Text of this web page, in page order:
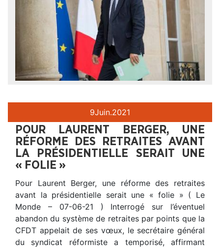
9Juin.2021
POUR LAURENT BERGER, UNE
RÉFORME DES RETRAITES AVANT
LA PRÉSIDENTIELLE SERAIT UNE
« FOLIE »
Pour Laurent Berger, une réforme des retraites
avant la présidentielle serait une « folie » ( Le
Monde – 07-06-21 ) Interrogé sur l’éventuel
abandon du système de retraites par points que la
CFDT appelait de ses vœux, le secrétaire général
du syndicat réformiste a temporisé, affirmant